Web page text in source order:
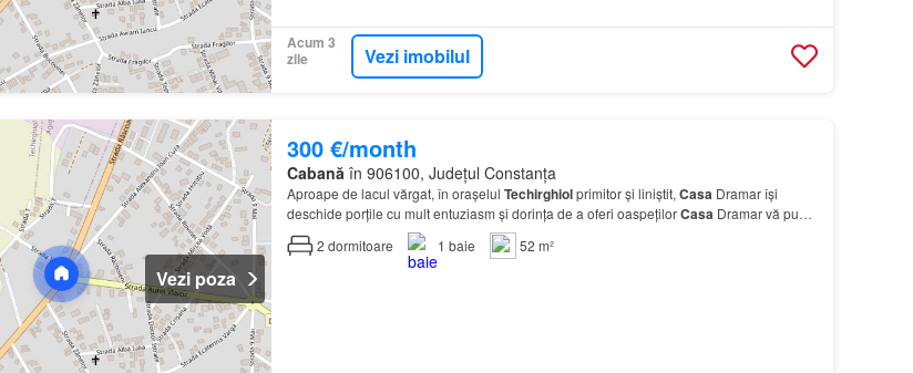
Acum 3
zile
Vezi imobilul
Vezi poza
300 €/month
Cabană în 906100, Județul Constanța
Aproape de lacul vărgat, în orașelul Techirghiolprimitor și liniștit, Casa Dramar își
deschide porțile cu mult entuziasm și dorința de a oferi oaspețilorCasa Dramar vă pune
la dispoziție apartamente confortabile și moderne.…
2 dormitoare 1 baie 52 m²